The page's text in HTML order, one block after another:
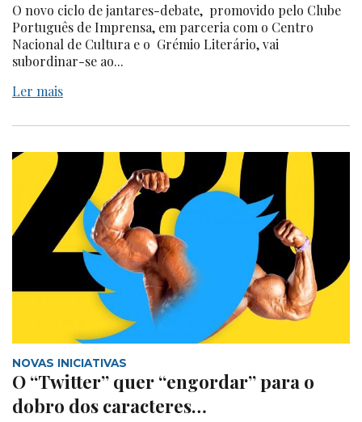
O novo ciclo de jantares-debate, promovido pelo Clube
Português de Imprensa, em parceria com o Centro
Nacional de Cultura e o Grémio Literário, vai
subordinar-se ao...
Ler mais
NOVAS INICIATIVAS
O “Twitter” quer “engordar” para o
dobro dos caracteres…